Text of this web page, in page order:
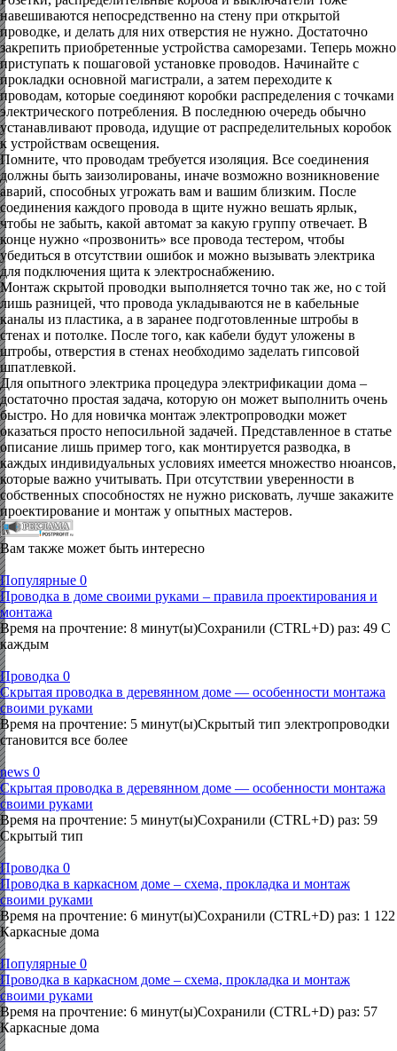
навешиваются непосредственно на стену при открытой
проводке, и делать для них отверстия не нужно. Достаточно
закрепить приобретенные устройства саморезами. Теперь можно
приступать к пошаговой установке проводов. Начинайте с
прокладки основной магистрали, а затем переходите к
проводам, которые соединяют коробки распределения с точками
электрического потребления. В последнюю очередь обычно
устанавливают провода, идущие от распределительных коробок
к устройствам освещения.
Помните, что проводам требуется изоляция. Все соединения
должны быть заизолированы, иначе возможно возникновение
аварий, способных угрожать вам и вашим близким. После
соединения каждого провода в щите нужно вешать ярлык,
чтобы не забыть, какой автомат за какую группу отвечает. В
конце нужно «прозвонить» все провода тестером, чтобы
убедиться в отсутствии ошибок и можно вызывать электрика
для подключения щита к электроснабжению.
Монтаж скрытой проводки выполняется точно так же, но с той
лишь разницей, что провода укладываются не в кабельные
каналы из пластика, а в заранее подготовленные штробы в
стенах и потолке. После того, как кабели будут уложены в
штробы, отверстия в стенах необходимо заделать гипсовой
шпатлевкой.
Для опытного электрика процедура электрификации дома –
достаточно простая задача, которую он может выполнить очень
быстро. Но для новичка монтаж электропроводки может
оказаться просто непосильной задачей. Представленное в статье
описание лишь пример того, как монтируется разводка, в
каждых индивидуальных условиях имеется множество нюансов,
которые важно учитывать. При отсутствии уверенности в
собственных способностях не нужно рисковать, лучше закажите
проектирование и монтаж у опытных мастеров.
Вам также может быть интересно
Популярные 0
Проводка в доме своими руками – правила проектирования и
монтажа
Время на прочтение: 8 минут(ы)Сохранили (CTRL+D) раз: 49 С
каждым
Проводка 0
Скрытая проводка в деревянном доме — особенности монтажа
своими руками
Время на прочтение: 5 минут(ы)Скрытый тип электропроводки
становится все более
news 0
Скрытая проводка в деревянном доме — особенности монтажа
своими руками
Время на прочтение: 5 минут(ы)Сохранили (CTRL+D) раз: 59
Скрытый тип
Проводка 0
Проводка в каркасном доме – схема, прокладка и монтаж
своими руками
Время на прочтение: 6 минут(ы)Сохранили (CTRL+D) раз: 1 122
Каркасные дома
Популярные 0
Проводка в каркасном доме – схема, прокладка и монтаж
своими руками
Время на прочтение: 6 минут(ы)Сохранили (CTRL+D) раз: 57
Каркасные дома